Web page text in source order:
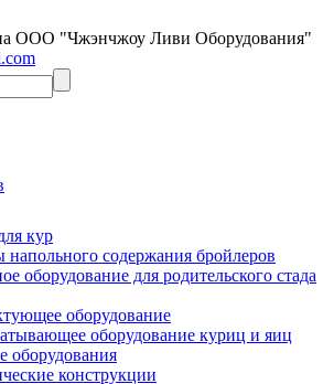
ООО "Чжэнчжоу Ливи Оборудования"
кур
напольного содержания бройлеров
оборудование для родительского стада
оборудование
оборудование куриц и яиц
оборудования
конструкции